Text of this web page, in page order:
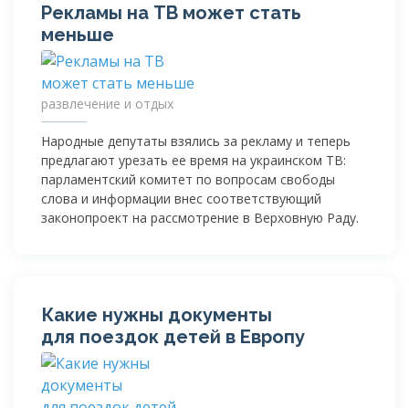
Рекламы на ТВ может стать
меньше
развлечение и отдых
Народные депутаты взялись за рекламу и теперь
предлагают урезать ее время на украинском ТВ:
парламентский комитет по вопросам свободы
слова и информации внес соответствующий
законопроект на рассмотрение в Верховную Раду.
Какие нужны документы
для поездок детей в Европу